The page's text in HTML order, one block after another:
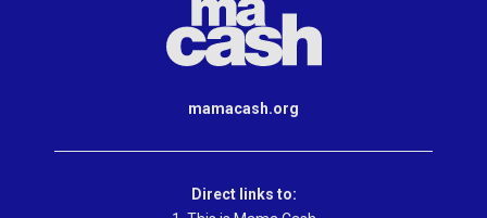
mamacash.org
Direct links to: